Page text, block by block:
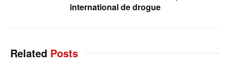
international de drogue
Related Posts